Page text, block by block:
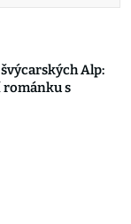
Alp:
románku s